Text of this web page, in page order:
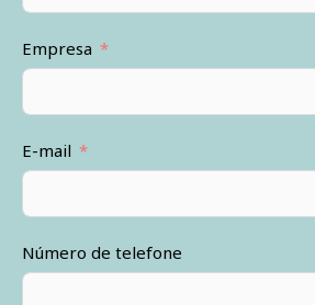
Empresa
E-mail
Número de telefone